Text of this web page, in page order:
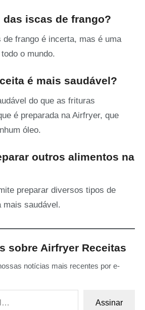
das iscas de frango?
frango é incerta, mas é uma
o mundo.
é mais saudável?
do que as frituras
é preparada na Airfryer, que
óleo.
outros alimentos na
preparar diversos tipos de
mais saudável.
sobre Airfryer Receitas
notícias mais recentes por e-
Assinar